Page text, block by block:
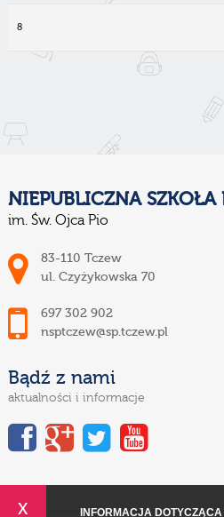
8
NIEPUBLICZNA SZKOŁA
im. Św. Ojca Pio
83-110 Tczew
ul. Czyżykowska 70
697 302 902
nsptczew@sp.tczew.pl
Bądź z nami
aktualności i informacje
x INFORMACJA